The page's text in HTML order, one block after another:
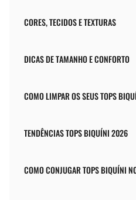
CORES, TECIDOS E TEXTURAS
DICAS DE TAMANHO E CONFORTO
COMO LIMPAR OS SEUS TOPS
TENDÊNCIAS TOPS BIQUÍNI 2026
COMO CONJUGAR TOPS BIQUÍNI